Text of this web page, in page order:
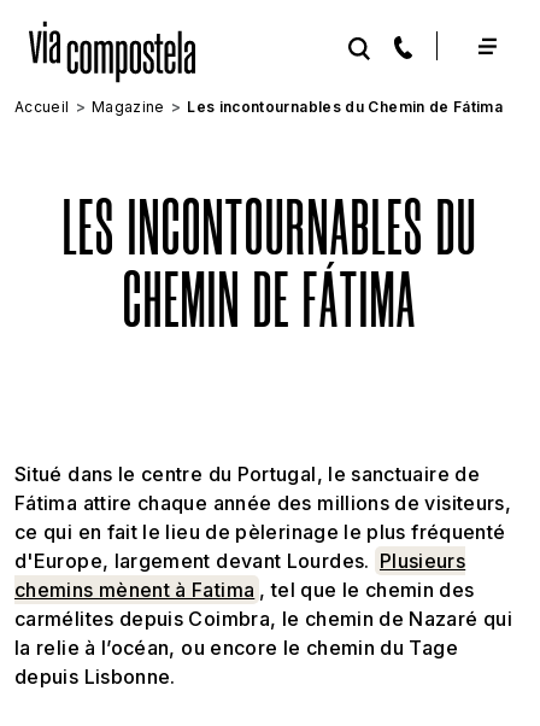
Accueil Magazine Les incontournables du Chemin de Fátima
LES INCONTOURNABLES DU
CHEMIN DE FÁTIMA
Situé dans le centre du Portugal, le sanctuaire de
Fátima attire chaque année des millions de visiteurs,
ce qui en fait le lieu de pèlerinage le plus fréquenté
d'Europe, largement devant Lourdes. Plusieurs
chemins mènent à Fatima , tel que le chemin des
carmélites depuis Coimbra, le chemin de Nazaré qui
la relie à l’océan, ou encore le chemin du Tage
depuis Lisbonne.